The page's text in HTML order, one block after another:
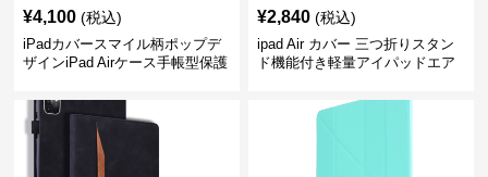
¥4,100 (税込)
iPadカバースマイル柄ポップデ
ザインiPad Airケース手帳型保護
¥2,840 (税込)
ipad Air カバー 三つ折りスタン
ド機能付き軽量アイパッドエア